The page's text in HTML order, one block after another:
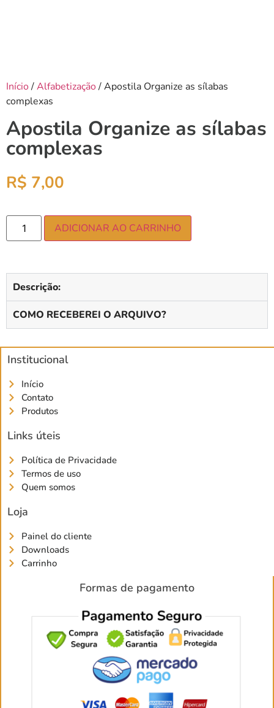
Início/Alfabetização/ Apostila Organize as sílabas
complexas
Apostila Organize as sílabas
complexas
R$ 7,00
ADICIONAR AO CARRINHO
Descrição:
COMO RECEBEREI O ARQUIVO?
Institucional
Início
Contato
Produtos
Links úteis
Política de Privacidade
Termos de uso
Quem somos
Loja
Painel do cliente
Downloads
Carrinho
Formas de pagamento